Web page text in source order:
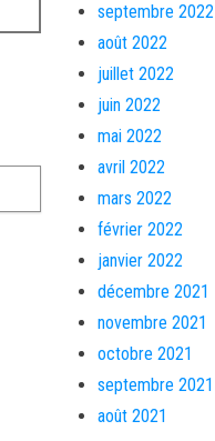
septembre 2022
août 2022
juillet 2022
juin 2022
mai 2022
avril 2022
mars 2022
février 2022
janvier 2022
décembre 2021
novembre 2021
octobre 2021
septembre 2021
août 2021